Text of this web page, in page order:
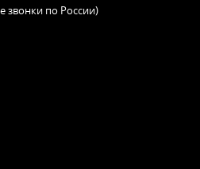
звонки по России)